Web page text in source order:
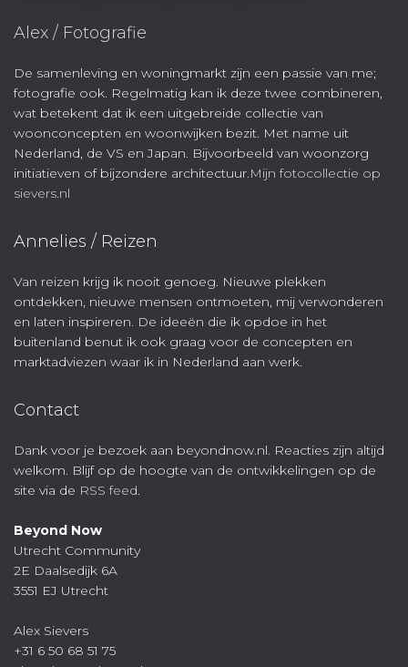
Alex / Fotografie
De samenleving en woningmarkt zijn een passie van me;
fotografie ook. Regelmatig kan ik deze twee combineren,
wat betekent dat ik een uitgebreide collectie van
woonconcepten en woonwijken bezit. Met name uit
Nederland, de VS en Japan. Bijvoorbeeld van woonzorg
initiatieven of bijzondere architectuur.Mijn fotocollectie op
sievers.nl
Annelies / Reizen
Van reizen krijg ik nooit genoeg. Nieuwe plekken
ontdekken, nieuwe mensen ontmoeten, mij verwonderen
en laten inspireren. De ideeën die ik opdoe in het
buitenland benut ik ook graag voor de concepten en
marktadviezen waar ik in Nederland aan werk.
Contact
Dank voor je bezoek aan beyondnow.nl. Reacties zijn altijd
welkom. Blijf op de hoogte van de ontwikkelingen op de
site via de RSS feed.
Beyond Now
Utrecht Community
2E Daalsedijk 6A
3551 EJ Utrecht
Alex Sievers
+31 6 50 68 51 75